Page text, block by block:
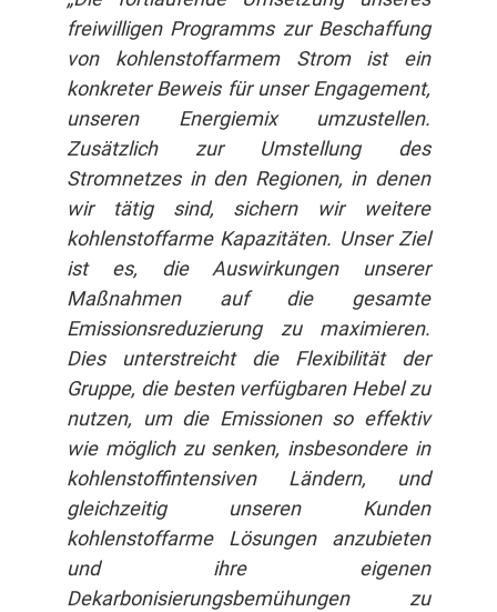
freiwilligen Programms zur Beschaffung
von kohlenstoffarmem Strom ist ein
konkreter Beweis für unser Engagement,
unseren Energiemix umzustellen.
Zusätzlich zur Umstellung des
Stromnetzes in den Regionen, in denen
wir tätig sind, sichern wir weitere
kohlenstoffarme Kapazitäten. Unser Ziel
ist es, die Auswirkungen unserer
Maßnahmen auf die gesamte
Emissionsreduzierung zu maximieren.
Dies unterstreicht die Flexibilität der
Gruppe, die besten verfügbaren Hebel zu
nutzen, um die Emissionen so effektiv
wie möglich zu senken, insbesondere in
kohlenstoffintensiven Ländern, und
gleichzeitig unseren Kunden
kohlenstoffarme Lösungen anzubieten
und ihre eigenen
Dekarbonisierungsbemühungen zu